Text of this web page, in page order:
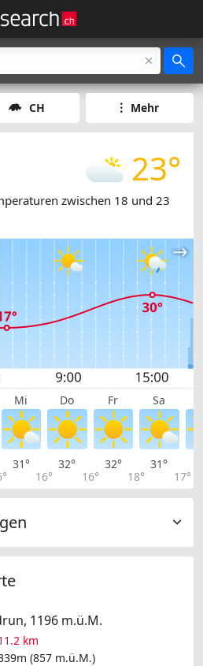
CH Mehr
23°
zwischen 18 und 23
Mi Do Fr Sa
31°
16°
32°
16°
32°
18°
31°
17°
1196 m.ü.M.
km
(857 m.ü.M.)